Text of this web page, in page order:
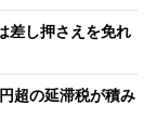
差し押さえを免れ
超の延滞税が積み